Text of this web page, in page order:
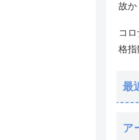
故か
コ
格指
最
ア